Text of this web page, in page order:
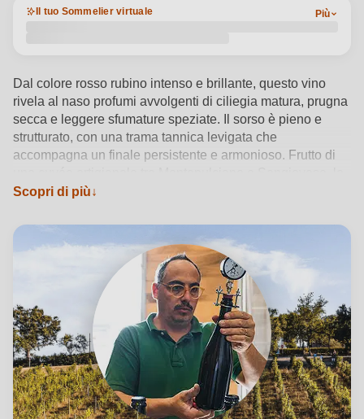
Il tuo Sommelier virtuale Più
Dal colore rosso rubino intenso e brillante, questo vino
rivela al naso profumi avvolgenti di ciliegia matura, prugna
secca e leggere sfumature speziate. Il sorso è pieno e
strutturato, con una trama tannica levigata che
accompagna un finale persistente e armonioso. Frutto di
fermentazione a 24°C con macerazione prolungata estrae
preserva l’autenticità del frutto. Federico Mencaroni,
cantina biologica immersa tra le colline delle Marche,
interpreta il terroir con sensibilità e coerenza. Ideale tra i
16 e i 18°C con arrosti o formaggi stagionati, per vivere
appieno l’identità del vino rosso marchigiano.
Vedi dettagli del prodotto →
Scopri di più